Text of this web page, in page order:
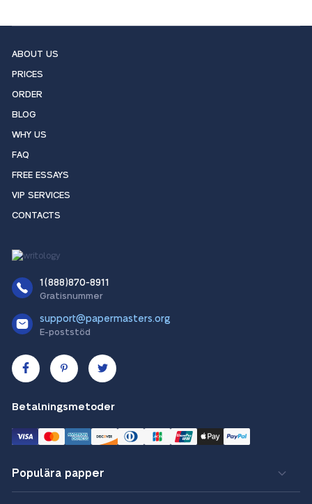
ABOUT US
PRICES
ORDER
BLOG
WHY US
FAQ
FREE ESSAYS
VIP SERVICES
CONTACTS
1(888)870-8911
Gratisnummer
support@papermasters.org
E-poststöd
Betalningsmetoder
Populära papper